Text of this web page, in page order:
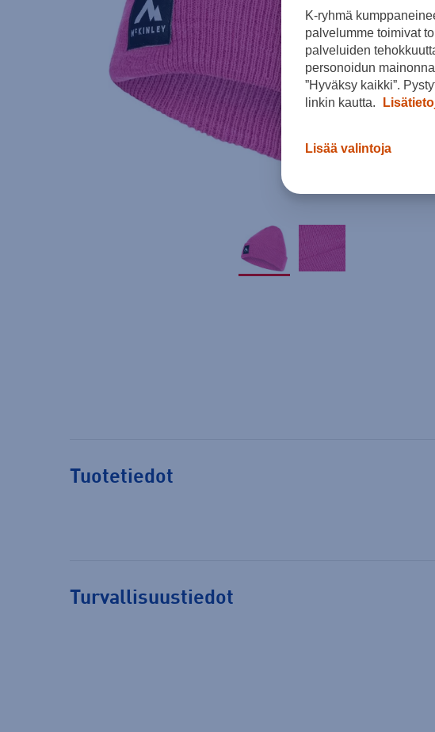
Tuotetiedot
Turvallisuustiedot
K-ryhmä
palvelumme toimivat
palveluiden
personoidun
”Hyväksy kaikki”.
linkin kautta.
Lisää valintoja